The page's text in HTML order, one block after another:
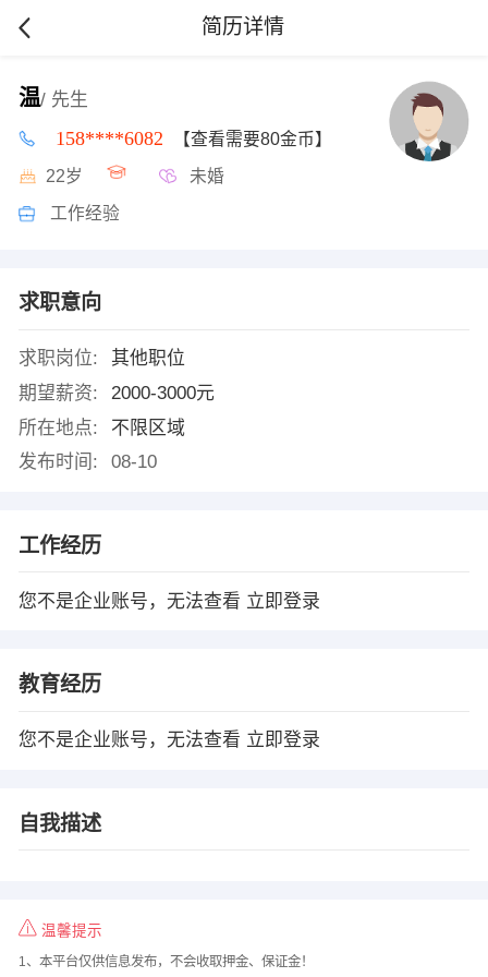
简历详情
温/ 先生
158****6082 【查看需要80金币】
22岁 未婚
工作经验
求职意向
求职岗位:
其他职位
期望薪资:
2000-3000元
所在地点:
不限区域
发布时间:
08-10
工作经历
您不是企业账号，无法查看 立即登录
教育经历
您不是企业账号，无法查看 立即登录
自我描述
温馨提示
1、本平台仅供信息发布，不会收取押金、保证金！